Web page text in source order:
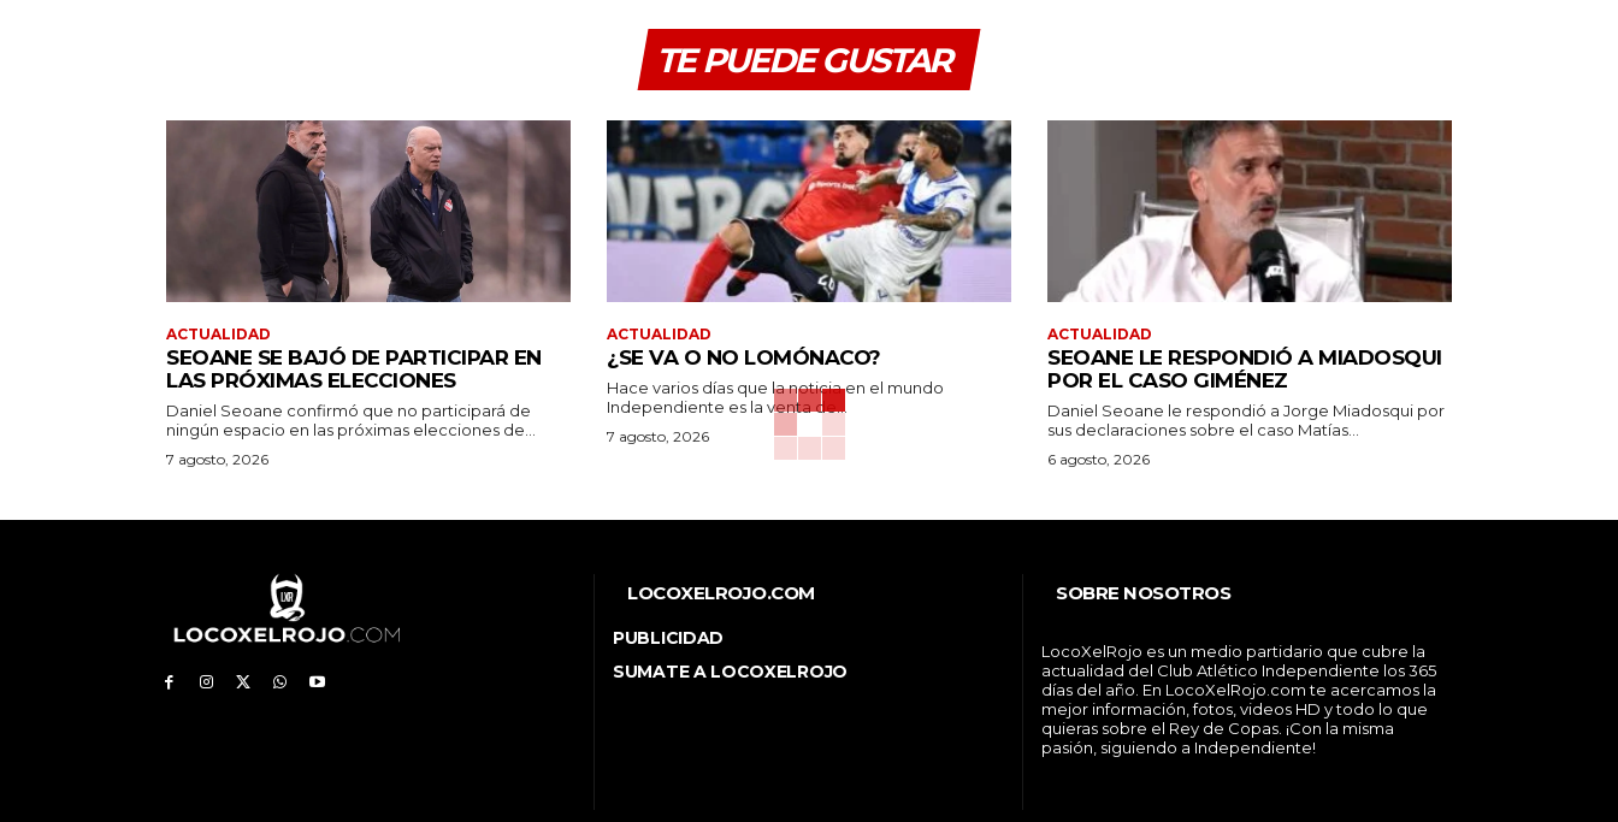
TE PUEDE GUSTAR
ACTUALIDAD
SEOANE SE BAJÓ DE PARTICIPAR EN
LAS PRÓXIMAS ELECCIONES
Daniel Seoane confirmó que no participará de
ningún espacio en las próximas elecciones de...
7 agosto, 2026
ACTUALIDAD
¿SE VA O NO LOMÓNACO?
Hace varios días que la noticia en el mundo
Independiente es la venta de...
7 agosto, 2026
ACTUALIDAD
SEOANE LE RESPONDIÓ A MIADOSQUI
POR EL CASO GIMÉNEZ
Daniel Seoane le respondió a Jorge Miadosqui por
sus declaraciones sobre el caso Matías...
6 agosto, 2026
LOCOXELROJO.COM
PUBLICIDAD
SUMATE A LOCOXELROJO
SOBRE NOSOTROS
LocoXelRojo es un medio partidario que cubre la
actualidad del Club Atlético Independiente los 365
días del año. En LocoXelRojo.com te acercamos la
mejor información, fotos, videos HD y todo lo que
quieras sobre el Rey de Copas. ¡Con la misma
pasión, siguiendo a Independiente!